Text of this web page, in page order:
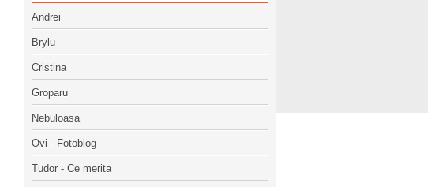
Andrei
Brylu
Cristina
Groparu
Nebuloasa
Ovi - Fotoblog
Tudor - Ce merita